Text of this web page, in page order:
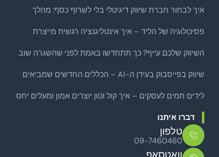
איך לבחור חברת שיווק דיגיטלי בלי לשרוף כסף: מהלך
פסיכולוגיה של הליד – איך אינטליגנציה רגשית מייצרת
השיווק שלכם עייף? כך תתחדשו באמת לפני שהשגרה שוב
שיווק בפייסבוק בעידן ה-AI – הכללים החדשים שמביאים
לידים חמים לעסקים – איך קול וטון יוצרים אמון ומעלים יחס
דברו איתנו
טלפון
09-7460460